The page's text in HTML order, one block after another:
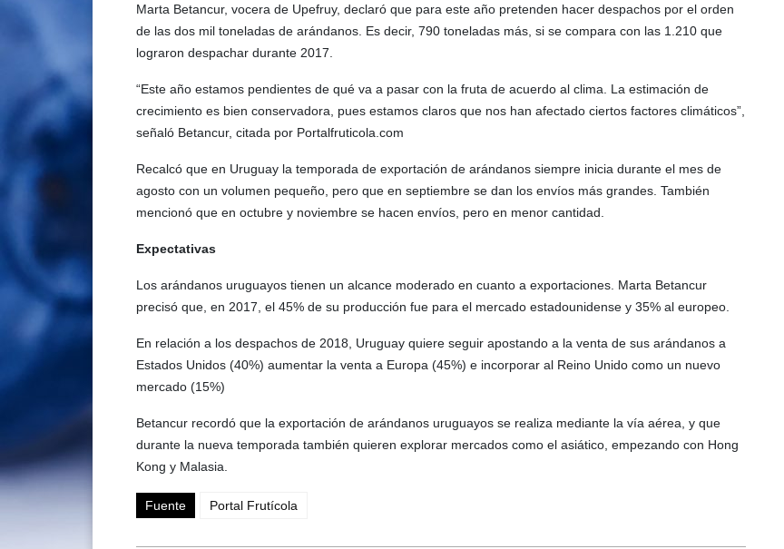
Marta Betancur, vocera de Upefruy, declaró que para este año pretenden hacer despachos por el orden
de las dos mil toneladas de arándanos. Es decir, 790 toneladas más, si se compara con las 1.210 que
lograron despachar durante 2017.
“Este año estamos pendientes de qué va a pasar con la fruta de acuerdo al clima. La estimación de
crecimiento es bien conservadora, pues estamos claros que nos han afectado ciertos factores climáticos”,
señaló Betancur, citada por Portalfruticola.com
Recalcó que en Uruguay la temporada de exportación de arándanos siempre inicia durante el mes de
agosto con un volumen pequeño, pero que en septiembre se dan los envíos más grandes. También
mencionó que en octubre y noviembre se hacen envíos, pero en menor cantidad.
Expectativas
Los arándanos uruguayos tienen un alcance moderado en cuanto a exportaciones. Marta Betancur
precisó que, en 2017, el 45% de su producción fue para el mercado estadounidense y 35% al europeo.
En relación a los despachos de 2018, Uruguay quiere seguir apostando a la venta de sus arándanos a
Estados Unidos (40%) aumentar la venta a Europa (45%) e incorporar al Reino Unido como un nuevo
mercado (15%)
Betancur recordó que la exportación de arándanos uruguayos se realiza mediante la vía aérea, y que
durante la nueva temporada también quieren explorar mercados como el asiático, empezando con Hong
Kong y Malasia.
Fuente Portal Frutícola